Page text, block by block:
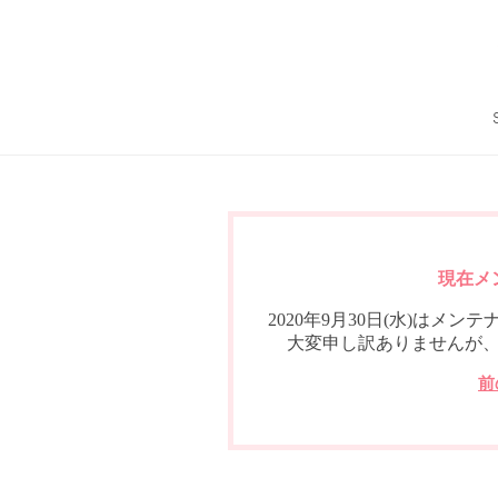
現在メ
2020年9月30日(水)はメンテ
大変申し訳ありませんが
前